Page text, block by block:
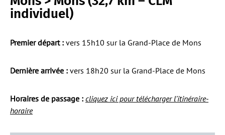
individuel)
Premier départ : vers 15h10 sur la Grand-Place de Mons
Dernière arrivée : vers 18h20 sur la Grand-Place de Mons
Horaires de passage : cliquez ici pour télécharger l’itinéraire-
horaire